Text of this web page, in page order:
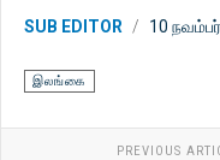
SUB EDITOR 10
இலங்கை
PREVIOUS